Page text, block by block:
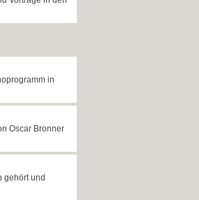
in
Oscar Bronner
gehört und